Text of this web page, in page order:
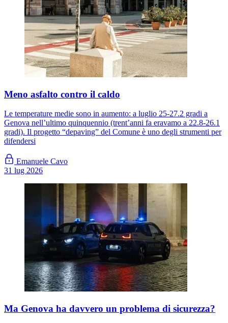
Meno asfalto contro il caldo
Le temperature medie sono in aumento: a luglio 25-27.2 gradi a
Genova nell’ultimo quinquennio (trent’anni fa eravamo a 22.8-26.1
gradi). Il progetto “depaving” del Comune è uno degli strumenti per
difendersi
Emanuele Cavo
31 lug 2026
Ma Genova ha davvero un problema di sicurezza?